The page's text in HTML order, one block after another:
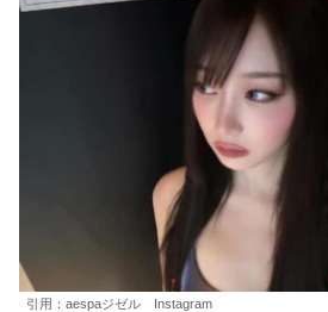
引用：aespaジゼル Instagram